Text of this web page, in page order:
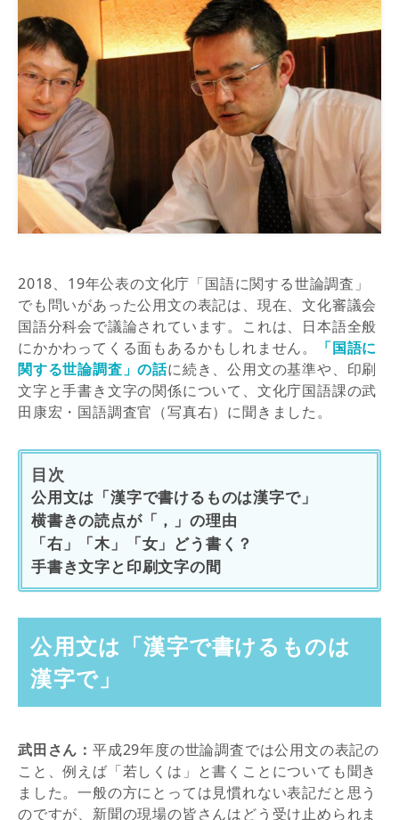
2018、19年公表の文化庁「国語に関する世論調査」
でも問いがあった公用文の表記は、現在、文化審議会
国語分科会で議論されています。これは、日本語全般
にかかわってくる面もあるかもしれません。
「国語に
関する世論調査」の話に続き、公用文の基準や、印刷
文字と手書き文字の関係について、文化庁国語課の武
田康宏・国語調査官（写真右）に聞きました。
目次
公用文は「漢字で書けるものは漢字で」
横書きの読点が「，」の理由
「右」「木」「女」どう書く？
手書き文字と印刷文字の間
公用文は「漢字で書けるものは
漢字で」
武田さん： 平成29年度の世論調査では公用文の表記の
こと、例えば「若しくは」と書くことについても聞き
ました。一般の方にとっては見慣れない表記だと思う
のですが、新聞の現場の皆さんはどう受け止められま